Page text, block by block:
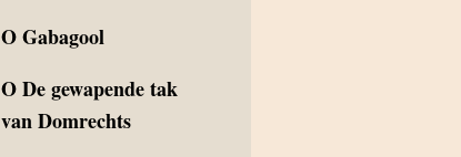
OGabagool
ODe gewapende tak
van Domrechts